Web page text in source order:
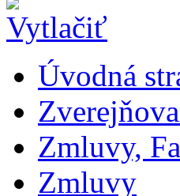
Úvodná
Zmluvy,
Zmluvy